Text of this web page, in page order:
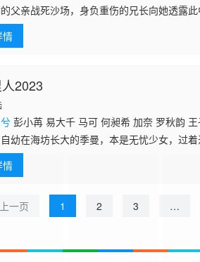
父亲战死沙场，身负重伤的兄长向她透露
遭遇惨败，卫家仅小儿子卫韫一人存活。
戒备，在之
情
2023
彭小苒 易大千 马可 何昶希 加奈 罗秋韵
在海坊长大的季曼，本是无忧少女，过着
摇身变成了陌玉侯宁钰轩的夫人。被当成残暴善妒的 聂桑榆之后，
辱，
情
上一页 1 2 3 …